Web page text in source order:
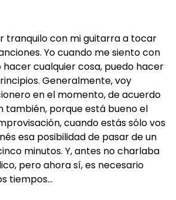
tranquilo con mi guitarra a tocar
Yo cuando me siento con
cualquier cosa, puedo hacer
Generalmente, voy
en el momento, de acuerdo
también, porque está bueno el
cuando estás sólo vos
esa posibilidad de pasar de un
minutos. Y, antes no charlaba
pero ahora sí, es necesario
tiempos…